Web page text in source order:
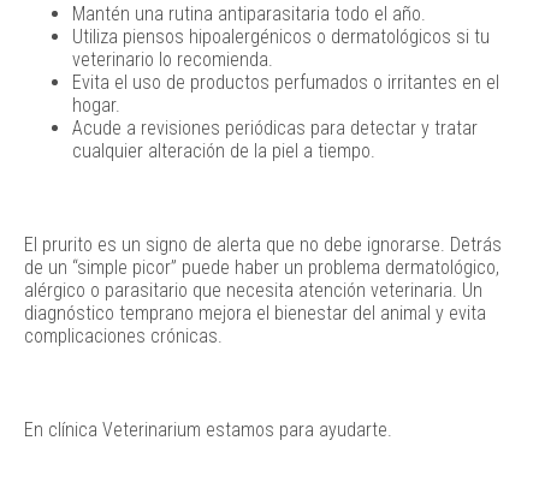
Mantén una rutina antiparasitaria todo el año.
Utiliza piensos hipoalergénicos o dermatológicos si tu
veterinario lo recomienda.
Evita el uso de productos perfumados o irritantes en el
hogar.
Acude a revisiones periódicas para detectar y tratar
cualquier alteración de la piel a tiempo.
El prurito es un signo de alerta que no debe ignorarse. Detrás
de un “simple picor” puede haber un problema dermatológico,
alérgico o parasitario que necesita atención veterinaria. Un
diagnóstico temprano mejora el bienestar del animal y evita
complicaciones crónicas.
En clínica Veterinarium estamos para ayudarte.